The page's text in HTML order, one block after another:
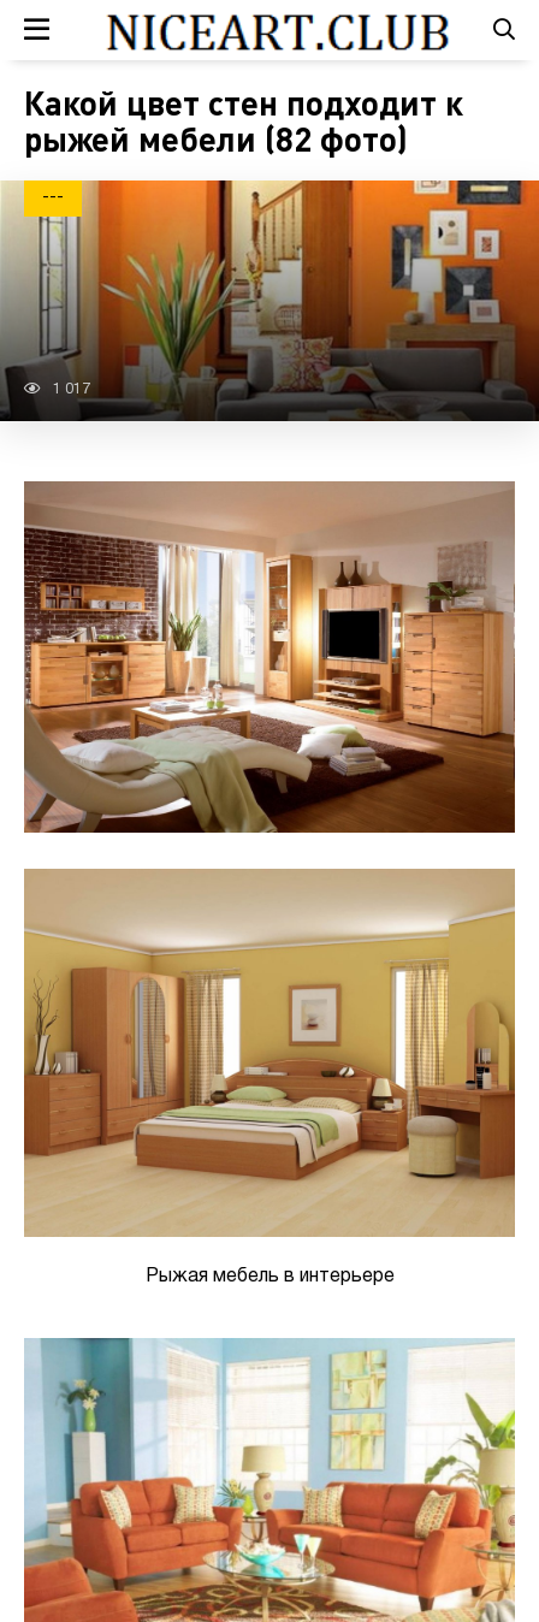
Какой цвет стен подходит к
рыжей мебели (82 фото)
---
1 017
Рыжая мебель в интерьере